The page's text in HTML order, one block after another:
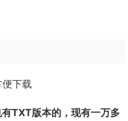
下载
TXT版本的，现有一万多